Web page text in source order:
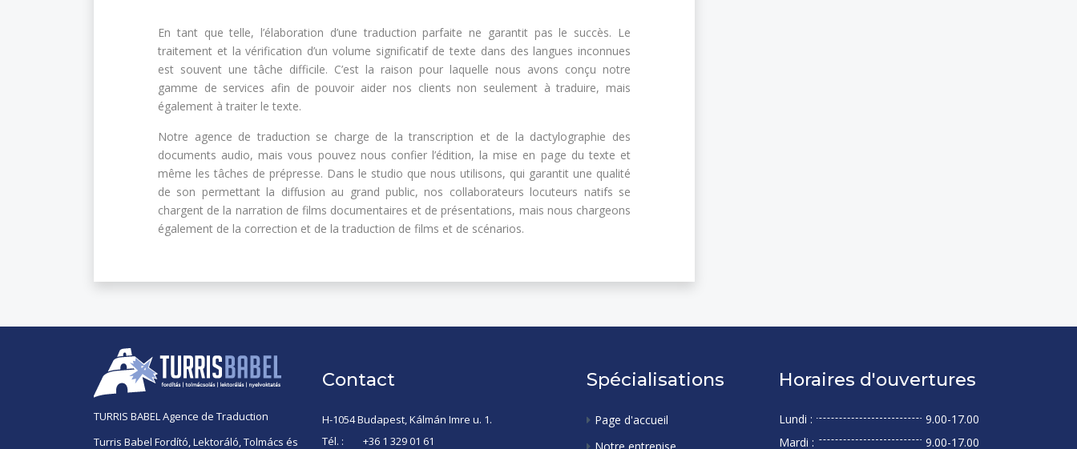
En tant que telle, l’élaboration d’une traduction parfaite ne garantit pas le succès. Le
traitement et la vérification d’un volume significatif de texte dans des langues inconnues
est souvent une tâche difficile. C’est la raison pour laquelle nous avons conçu notre
gamme de services afin de pouvoir aider nos clients non seulement à traduire, mais
également à traiter le texte.
Notre agence de traduction se charge de la transcription et de la dactylographie des
documents audio, mais vous pouvez nous confier l’édition, la mise en page du texte et
même les tâches de prépresse. Dans le studio que nous utilisons, qui garantit une qualité
de son permettant la diffusion au grand public, nos collaborateurs locuteurs natifs se
chargent de la narration de films documentaires et de présentations, mais nous chargeons
également de la correction et de la traduction de films et de scénarios.
TURRIS BABEL Agence de Traduction
Turris Babel Fordító, Lektoráló, Tolmács és
Contact
H-1054 Budapest, Kálmán Imre u. 1.
Tél. :
+36 1 329 01 61
Spécialisations
Page d'accueil
Notre entrepise
Horaires d'ouvertures
Lundi :
9.00-17.00
Mardi :
9.00-17.00